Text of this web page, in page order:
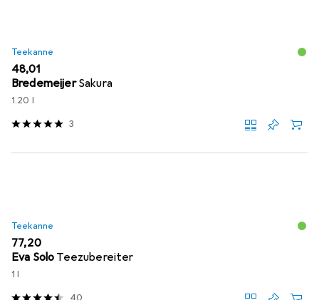
Teekanne
EUR
48,01
Bredemeijer Sakura
1.20 l
3
Teekanne
EUR
77,20
Eva Solo Teezubereiter
1 l